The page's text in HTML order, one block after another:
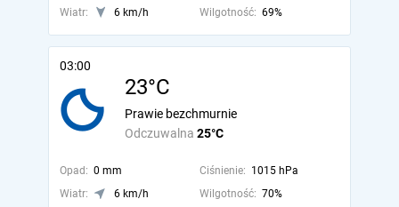
Wiatr:
6 km/h Wilgotność: 69%
03:00
23°C
Odczuwalna 25°C
Prawie bezchmurnie
Opad: 0 mm Ciśnienie: 1015 hPa
Wiatr:
6 km/h Wilgotność: 70%